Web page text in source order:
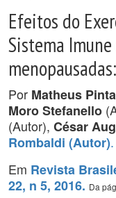
Efeitos do
Sistema
Por Matheus
Moro Stefanello
(Autor), César
Rombaldi (Autor).
Em Revista
22, n 5, 2016. Da